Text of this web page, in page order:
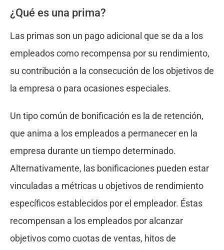
¿Qué es una prima?
Las primas son un pago adicional que se da a los
empleados como recompensa por su rendimiento,
su contribución a la consecución de los objetivos de
la empresa o para ocasiones especiales.
Un tipo común de bonificación es la de retención,
que anima a los empleados a permanecer en la
empresa durante un tiempo determinado.
Alternativamente, las bonificaciones pueden estar
vinculadas a métricas u objetivos de rendimiento
específicos establecidos por el empleador. Éstas
recompensan a los empleados por alcanzar
objetivos como cuotas de ventas, hitos de